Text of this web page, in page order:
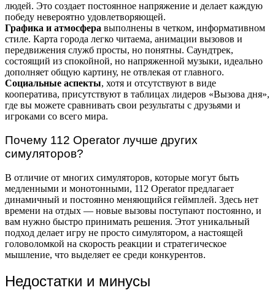
людей. Это создает постоянное напряжение и делает каждую
победу невероятно удовлетворяющей.
Графика и атмосфера выполнены в четком, информативном
стиле. Карта города легко читаема, анимации вызовов и
передвижения служб просты, но понятны. Саундтрек,
состоящий из спокойной, но напряженной музыки, идеально
дополняет общую картину, не отвлекая от главного.
Социальные аспекты, хотя и отсутствуют в виде
кооператива, присутствуют в таблицах лидеров «Вызова дня»,
где вы можете сравнивать свои результаты с друзьями и
игроками со всего мира.
Почему 112 Operator лучше других
симуляторов?
В отличие от многих симуляторов, которые могут быть
медленными и монотонными, 112 Operator предлагает
динамичный и постоянно меняющийся геймплей. Здесь нет
времени на отдых — новые вызовы поступают постоянно, и
вам нужно быстро принимать решения. Этот уникальный
подход делает игру не просто симулятором, а настоящей
головоломкой на скорость реакции и стратегическое
мышление, что выделяет ее среди конкурентов.
Недостатки и минусы